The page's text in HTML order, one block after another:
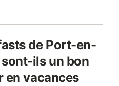
de Port-en-
ils un bon
en vacances